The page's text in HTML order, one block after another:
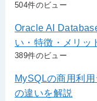
504件のビュー
Oracle AI
い・特徴・メリッ
389件のビュー
MySQLの商用利
の違いを解説